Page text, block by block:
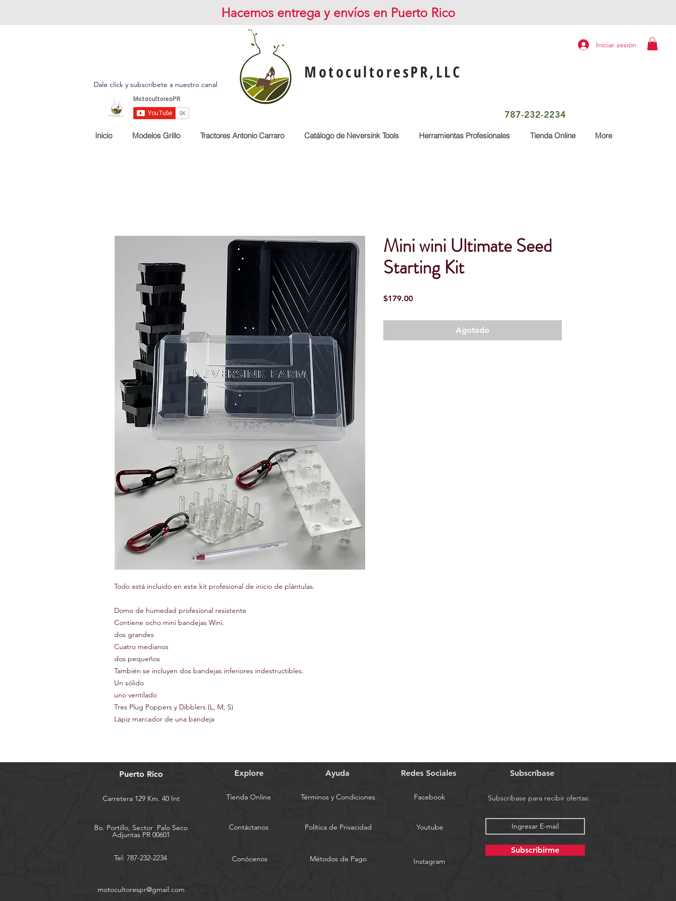
Iniciar sesión
Hacemos entrega y envíos en Puerto Rico
Dale click y subscríbete a nuestro canal
MotocultoresPR,LLC
787-232-2234
Inicio Modelos Grillo Tractores Antonio Carraro Catálogo de Neversink Tools Herramientas Profesionales Tienda Online More
Todo está incluido en este kit profesional de inicio de plántulas.
Domo de humedad profesional resistente
Contiene ocho mini bandejas Wini.
dos grandes
Cuatro medianos
dos pequeños
También se incluyen dos bandejas inferiores indestructibles.
Un sólido
uno ventilado
Tres Plug Poppers y Dibblers (L, M, S)
Lápiz marcador de una bandeja
Mini wini Ultimate Seed
Starting Kit
$179.00Precio
Agotado
Puerto Rico
Carretera 129 Km. 40 Int
Bo. Portillo, Sector Palo Seco
Adjuntas PR 00601
Tel: 787-232-2234
Explore Ayuda
Tienda Online Términos y Condiciones
Contáctanos Política de Privacidad
Conócenos Métodos de Pago
Redes Sociales
Facebook
Youtube
Instagram
Subscríbase
Subscríbase para recibir ofertas:
Subscribirme
motocultorespr@gmail.com